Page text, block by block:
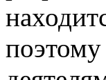
поэтому